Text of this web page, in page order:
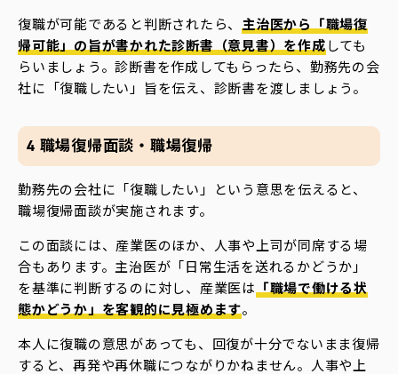
復職が可能であると判断されたら、 主治医から「職場復
帰可能」の旨が書かれた診断書（意見書）を作成しても
らいましょう。診断書を作成してもらったら、勤務先の会
社に「復職したい」旨を伝え、診断書を渡しましょう。
4 職場復帰面談・職場復帰
勤務先の会社に「復職したい」という意思を伝えると、
職場復帰面談が実施されます。
この面談には、産業医のほか、人事や上司が同席する場
合もあります。主治医が「日常生活を送れるかどうか」
を基準に判断するのに対し、産業医は「職場で働ける状
態かどうか」を客観的に見極めます。
本人に復職の意思があっても、回復が十分でないまま復帰
すると、再発や再休職につながりかねません。人事や上